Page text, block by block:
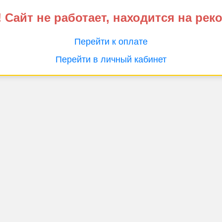
не работает, находится на
Перейти к оплате
Перейти в личный кабинет